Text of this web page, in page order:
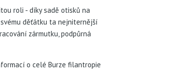
roli - díky sadě otisků na
děťátku ta nejniternější
zármutku, podpůrná
o celé Burze filantropie